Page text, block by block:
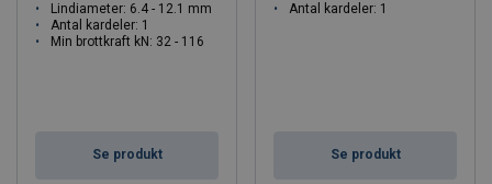
Lindiameter: 6.4 - 12.1 mm
Antal kardeler: 1
Min brottkraft kN: 32 - 116
Se produkt
Antal kardeler: 1
Se produkt